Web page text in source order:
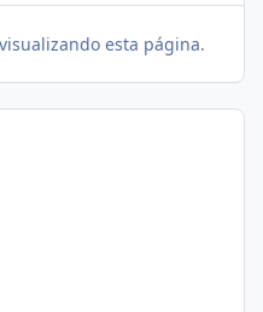
esta página.